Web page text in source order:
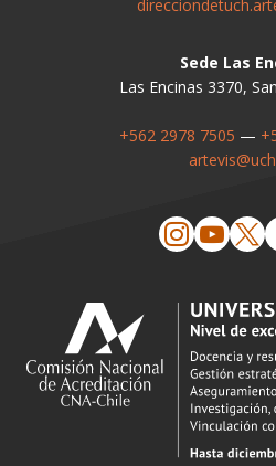
Sede Las
Las Encinas 3370,
+562 2978 7505 —